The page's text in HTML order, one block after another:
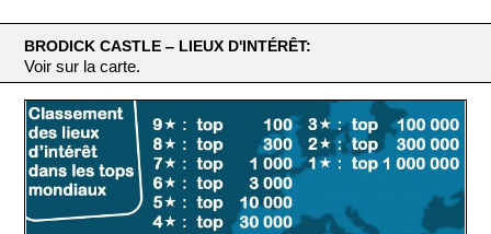
BRODICK CASTLE ‒ LIEUX D'INTÉRÊT:
Voir sur la carte.